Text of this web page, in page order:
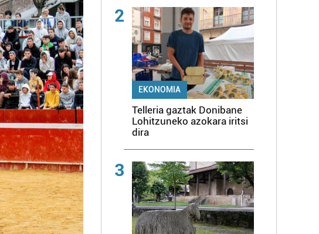
2
EKONOMIA
Telleria gaztak Donibane
Lohitzuneko azokara iritsi
dira
3